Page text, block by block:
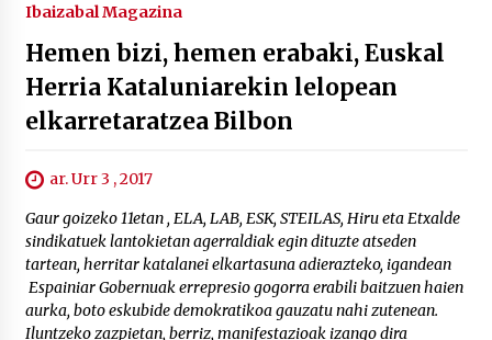
Ibaizabal Magazina
Hemen bizi, hemen erabaki, Euskal
Herria Kataluniarekin lelopean
elkarretaratzea Bilbon
ar. Urr 3 , 2017
Gaur goizeko 11etan , ELA, LAB, ESK, STEILAS, Hiru eta Etxalde
sindikatuek lantokietan agerraldiak egin dituzte atseden
tartean, herritar katalanei elkartasuna adierazteko, igandean
Espainiar Gobernuak errepresio gogorra erabili baitzuen haien
aurka, boto eskubide demokratikoa gauzatu nahi zutenean.
Iluntzeko zazpietan, berriz, manifestazioak izango dira